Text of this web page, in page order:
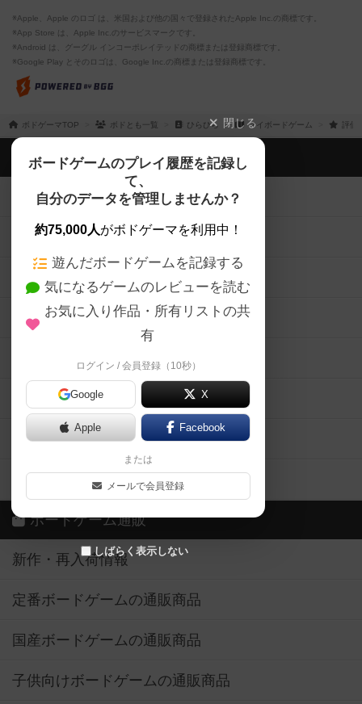
※Apple、Apple のロゴ は、米国および他の国々で登録されたApple Inc.の商標です。
※App Store は、Apple Inc.のサービスマークです。
※Android は、グーグル インコーポレイテッドの商標または登録商標です。
※Google Play とそのロゴは、Google Inc.の商標または登録商標です。
ボドゲーマTOP ボドとも一覧 ひらひら マイボードゲーム 評価
閉じる
ボードゲームのプレイ履歴を記録し
て、
自分のデータを管理しませんか？
約75,000人がボドゲーマを利用中！
遊んだボードゲームを記録する
気になるゲームのレビューを読む
お気に入り作品・所有リストの共
有
ログイン / 会員登録（10秒）
Google X
Apple Facebook
または
メールで会員登録
しばらく表示しない
ボドゲーマTOP
ボードゲームを検索する
ボードゲームの新着レビュー
ボードゲーム会情報
メカニクス特集
掲示板・トピックス
ボドとも・会員一覧
ボードゲーム業界コラム
ボドゲーマご利用案内
ボードゲーム通販
新作・再入荷情報
定番ボードゲームの通販商品
国産ボードゲームの通販商品
子供向けボードゲームの通販商品